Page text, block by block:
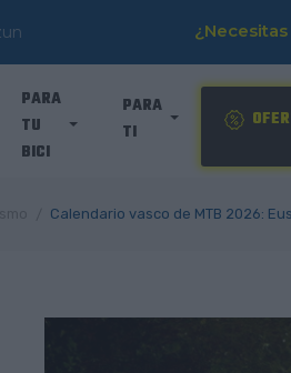
PARA
TU
BICI
PARA
TI
Calendario vasco de MTB 2026: